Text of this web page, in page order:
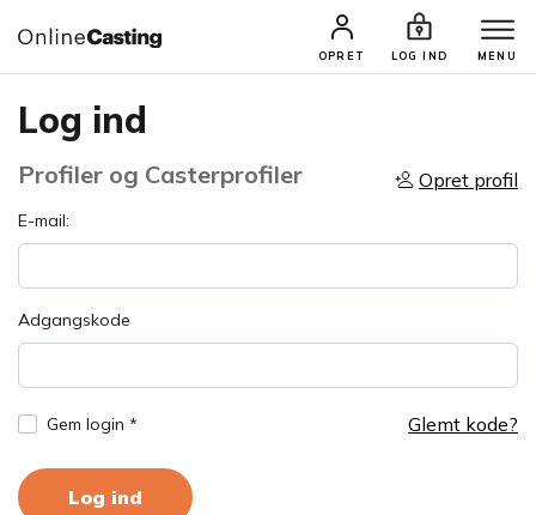
OPRET LOG IND MENU
Log ind
Profiler og Casterprofiler Opret profil
E-mail:
Adgangskode
Gem login * Glemt kode?
Log ind